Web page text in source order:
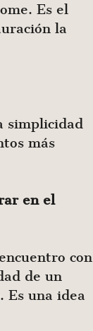
Es el
la
simplicidad
más
en el
con
de un
Es una idea